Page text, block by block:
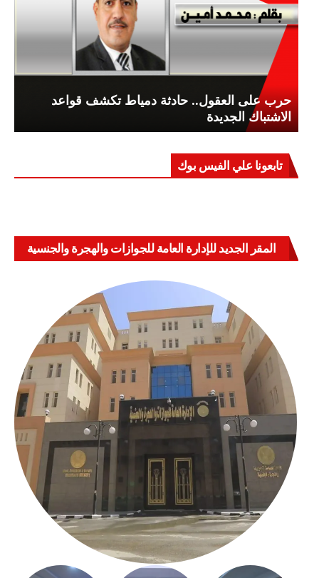
حرب على العقول.. حادثة دمياط تكشف قواعد
الاشتباك الجديدة
تابعونا علي الفيس بوك
المقر الجديد للإدارة العامة للجوازات والهجرة والجنسية